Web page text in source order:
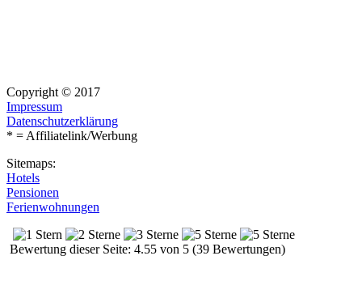
Copyright © 2017
Impressum
Datenschutzerklärung
* = Affiliatelink/Werbung
Sitemaps:
Hotels
Pensionen
Ferienwohnungen
Bewertung dieser Seite: 4.55 von 5 (39 Bewertungen)